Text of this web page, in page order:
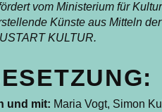
vom Ministerium für
Künste aus Mitteln
KULTUR.
und mit: Maria Vogt, Simon